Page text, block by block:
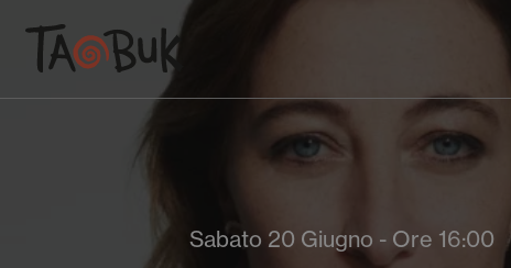
Sabato 20 Giugno - Ore 16:00